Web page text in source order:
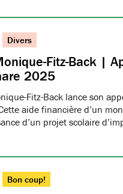
Divers
Fitz-Back |
2025
Fitz-Back lance son
aide financière d’un
d’un projet scolaire
Bon coup!